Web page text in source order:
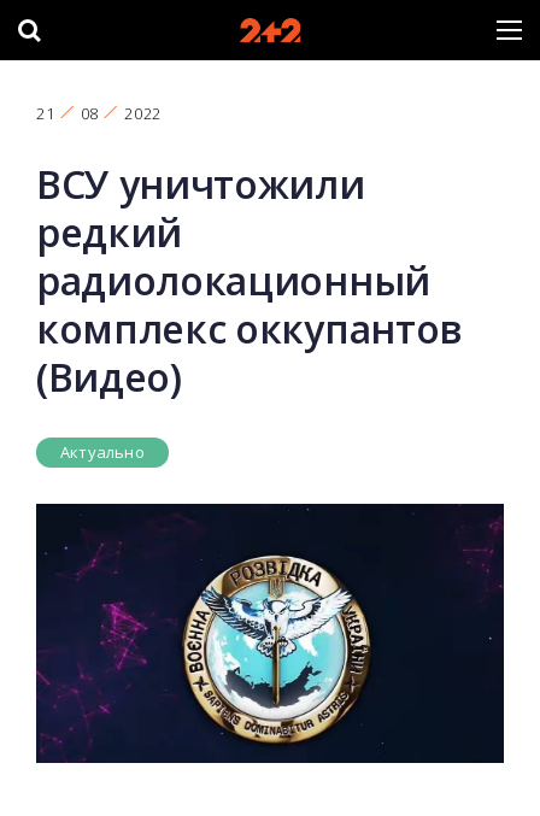
21 08 2022
ВСУ уничтожили
редкий
радиолокационный
комплекс оккупантов
(Видео)
Актуально